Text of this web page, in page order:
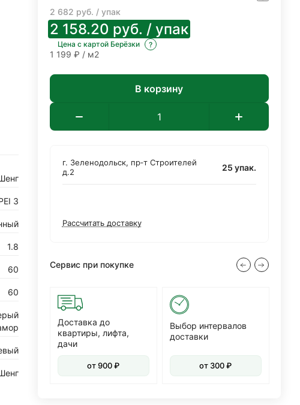
3
1.8
60
60
2 682 руб. / упак
2 158.20 руб. / упак
Цена с картой Берёзки ?
1 199 ₽ / м2
В корзину
г. Зеленодольск, пр‑т Строителей
д.2
25 упак.
Рассчитать доставку
Сервис при покупке
Доставка до
квартиры, лифта,
дачи
от 900 ₽
Выбор интервалов
доставки
от 300 ₽